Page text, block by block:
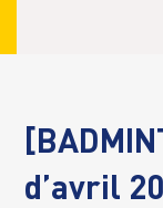
d’avril